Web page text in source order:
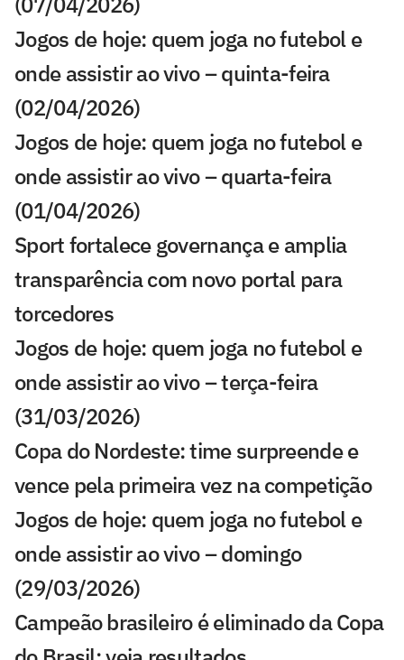
Jogos de hoje: quem joga no futebol e
onde assistir ao vivo – quinta-feira
(02/04/2026)
Jogos de hoje: quem joga no futebol e
onde assistir ao vivo – quarta-feira
(01/04/2026)
Sport fortalece governança e amplia
transparência com novo portal para
torcedores
Jogos de hoje: quem joga no futebol e
onde assistir ao vivo – terça-feira
(31/03/2026)
Copa do Nordeste: time surpreende e
vence pela primeira vez na competição
Jogos de hoje: quem joga no futebol e
onde assistir ao vivo – domingo
(29/03/2026)
Campeão brasileiro é eliminado da Copa